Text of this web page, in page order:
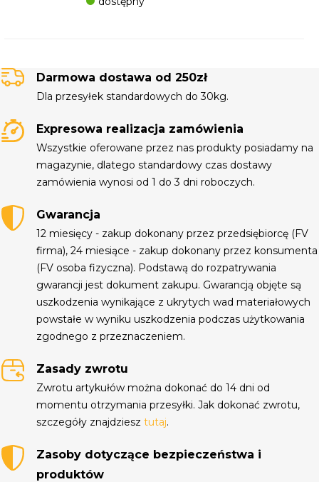
Darmowa dostawa od 250zł
Dla przesyłek standardowych do 30kg.
Expresowa realizacja zamówienia
Wszystkie oferowane przez nas produkty posiadamy na
magazynie, dlatego standardowy czas dostawy
zamówienia wynosi od 1 do 3 dni roboczych.
Gwarancja
12 miesięcy - zakup dokonany przez przedsiębiorcę (FV
firma), 24 miesiące - zakup dokonany przez konsumenta
(FV osoba fizyczna). Podstawą do rozpatrywania
gwarancji jest dokument zakupu. Gwarancją objęte są
uszkodzenia wynikające z ukrytych wad materiałowych
powstałe w wyniku uszkodzenia podczas użytkowania
zgodnego z przeznaczeniem.
Zasady zwrotu
Zwrotu artykułów można dokonać do 14 dni od
momentu otrzymania przesyłki. Jak dokonać zwrotu,
szczegóły znajdziesztutaj.
Zasoby dotyczące bezpieczeństwa i
produktów